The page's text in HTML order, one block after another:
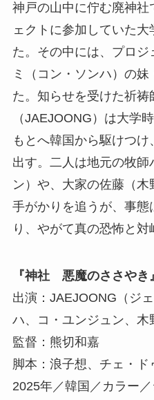
神戸の山中に佇む廃神
ェクトに参加していた
た。その中には、プロ
ミ（コン・ソンハ）の
た。知らせを受けた祈祷
（JAEJOONG）は大学
もとへ韓国から駆けつ
出す。二人は地元の牧
ン）や、大家の佐藤（
手がかりを追うが、事
り、やがて真の恐怖と
『神社 悪魔のささやき』
出演：JAEJOONG（ジ
ハ、コ・ユンジュン、木
監督：熊切和嘉
脚本：浪子想、チェ・ド
2025年／韓国／カラー